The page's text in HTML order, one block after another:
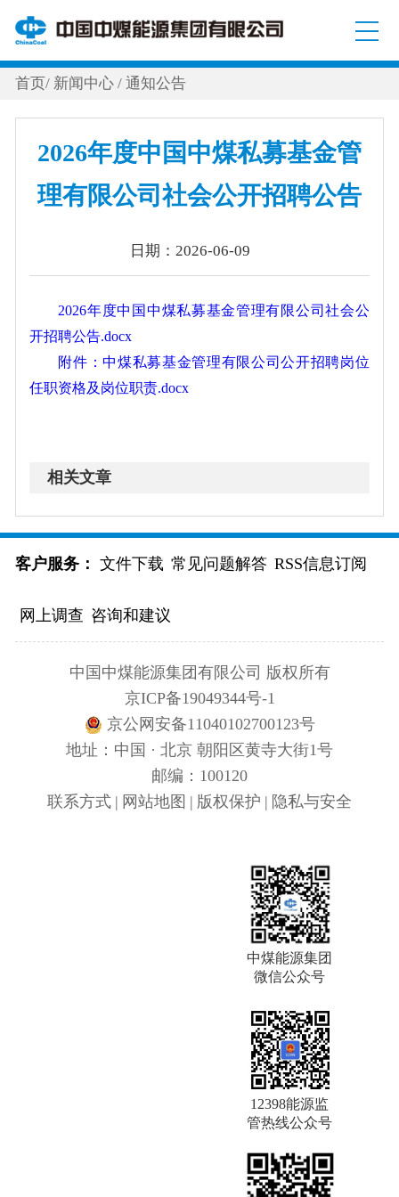
首页/ 新闻中心/通知公告
2026年度中国中煤私募基金管
理有限公司社会公开招聘公告
日期：2026-06-09
2026年度中国中煤私募基金管理有限公司社会公
开招聘公告.docx
附件：中煤私募基金管理有限公司公开招聘岗位
任职资格及岗位职责.docx
相关文章
客户服务： 文件下载 常见问题解答 RSS信息订阅
网上调查 咨询和建议
中国中煤能源集团有限公司 版权所有
京ICP备19049344号-1
京公网安备11040102700123号
地址：中国 · 北京 朝阳区黄寺大街1号
邮编：100120
联系方式 | 网站地图 | 版权保护 | 隐私与安全
中煤能源集团
微信公众号
12398能源监
管热线公众号